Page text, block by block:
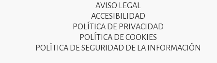
AVISO LEGAL
ACCESIBILIDAD
POLÍTICA DE PRIVACIDAD
POLÍTICA DE COOKIES
POLÍTICA DE SEGURIDAD DE LA INFORMACIÓN